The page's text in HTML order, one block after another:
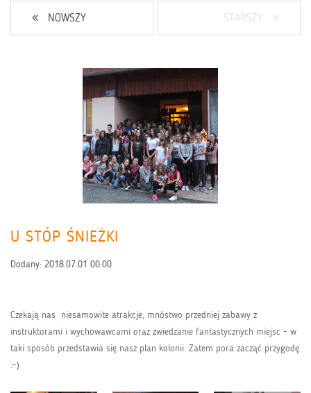
NOWSZY STARSZY
U STÓP ŚNIEŻKI
Dodany: 2018.07.01 00:00
Czekają nas niesamowite atrakcje, mnóstwo przedniej zabawy z
instruktorami i wychowawcami oraz zwiedzanie fantastycznych miejsc - w
taki sposób przedstawia się nasz plan kolonii. Zatem pora zacząć przygodę
:-)